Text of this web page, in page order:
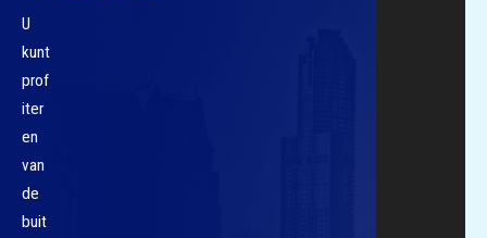
U
kunt
prof
iter
en
van
de
buit